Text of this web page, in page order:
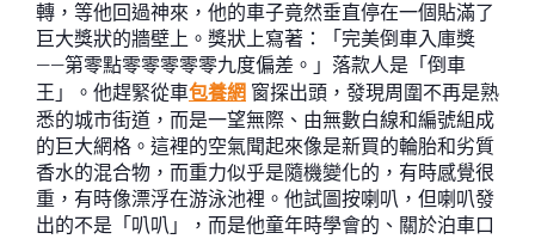
轉，等他回過神來，他的車子竟然垂直停在一個貼滿了
巨大獎狀的牆壁上。獎狀上寫著：「完美倒車入庫獎
——第零點零零零零零九度偏差。」落款人是「倒車
王」。他趕緊從車包養網 窗探出頭，發現周圍不再是熟
悉的城市街道，而是一望無際、由無數白線和編號組成
的巨大網格。這裡的空氣聞起來像是新買的輪胎和劣質
香水的混合物，而重力似乎是隨機變化的，有時感覺很
重，有時像漂浮在游泳池裡。他試圖按喇叭，但喇叭發
出的不是「叭叭」，而是他童年時學會的、關於泊車口